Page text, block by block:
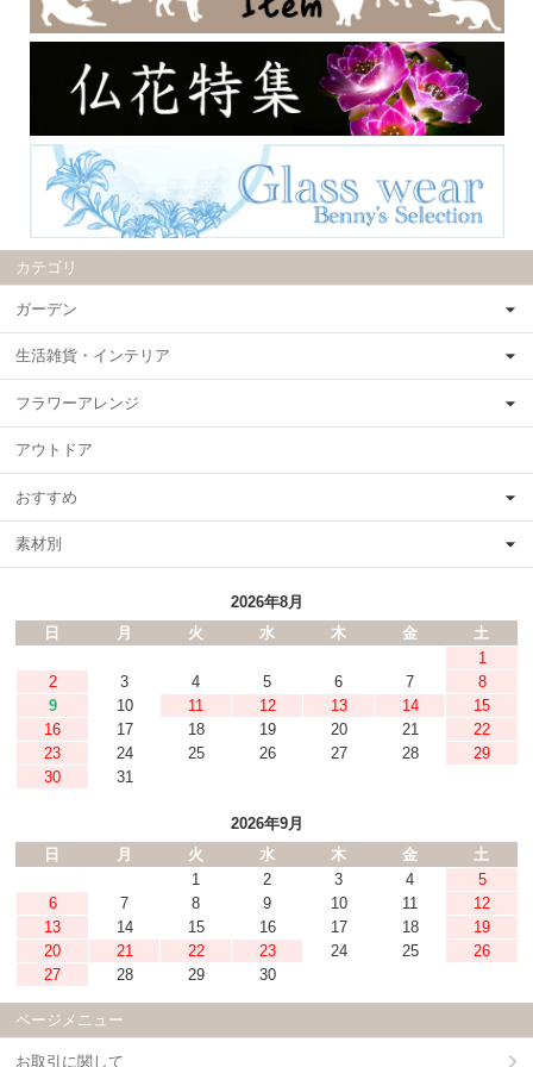
カテゴリ
ガーデン
生活雑貨・インテリア
フラワーアレンジ
アウトドア
おすすめ
素材別
2026年8月
日
月 火 水 木 金
土
1
2
3 4 5 6 7
8
9
10 11 12 13 14
15
16
17 18 19 20 21
22
23
24 25 26 27 28
29
30
31
2026年9月
日
月 火 水 木 金
土
1
2 3 4
5
6
7 8 9 10 11
12
13
14 15 16 17 18
19
20
21 22 23 24 25
26
27
28 29 30
ページメニュー
お取引に関して